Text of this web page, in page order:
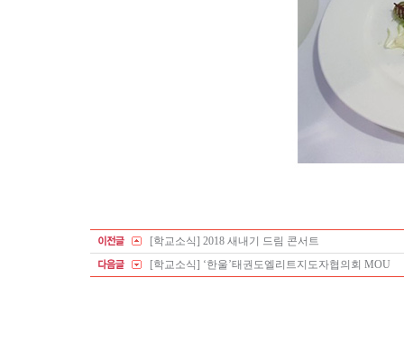
[학교소식] 2018 새내기 드림 콘서트
[학교소식] ‘한울’태권도엘리트지도자협의회 MOU